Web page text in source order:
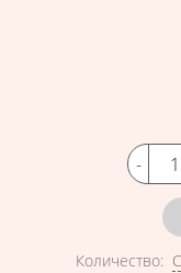
Кол-во
Количество: